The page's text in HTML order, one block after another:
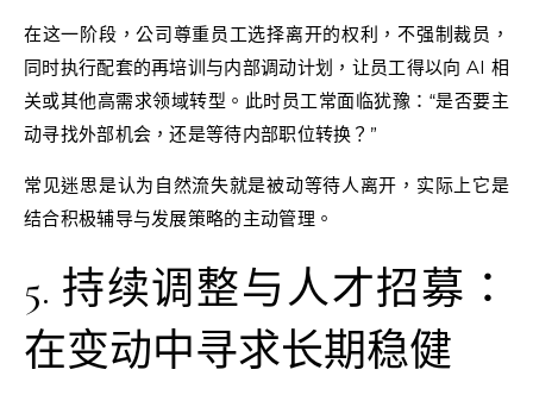
在这一阶段，公司尊重员工选择离开的权利，不强制裁员，
同时执行配套的再培训与内部调动计划，让员工得以向 AI 相
关或其他高需求领域转型。此时员工常面临犹豫：“是否要主
动寻找外部机会，还是等待内部职位转换？”
常见迷思是认为自然流失就是被动等待人离开，实际上它是
结合积极辅导与发展策略的主动管理。
5. 持续调整与人才招募：
在变动中寻求长期稳健